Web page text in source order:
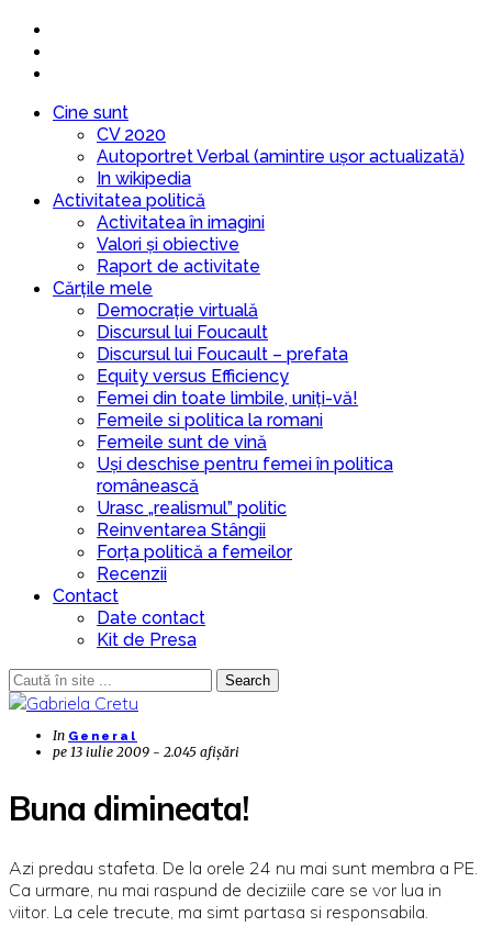
Cine sunt
CV 2020
Autoportret Verbal (amintire ușor actualizată)
In wikipedia
Activitatea politică
Activitatea în imagini
Valori și obiective
Raport de activitate
Cărțile mele
Democrație virtuală
Discursul lui Foucault
Discursul lui Foucault – prefata
Equity versus Efficiency
Femei din toate limbile, uniți-vă!
Femeile si politica la romani
Femeile sunt de vină
Uși deschise pentru femei în politica
românească
Urasc „realismul” politic
Reinventarea Stângii
Forța politică a femeilor
Recenzii
Contact
Date contact
Kit de Presa
Search
In General
pe 13 iulie 2009 - 2.045 afișări
Buna dimineata!
Azi predau stafeta. De la orele 24 nu mai sunt membra a PE.
Ca urmare, nu mai raspund de deciziile care se vor lua in
viitor. La cele trecute, ma simt partasa si responsabila.